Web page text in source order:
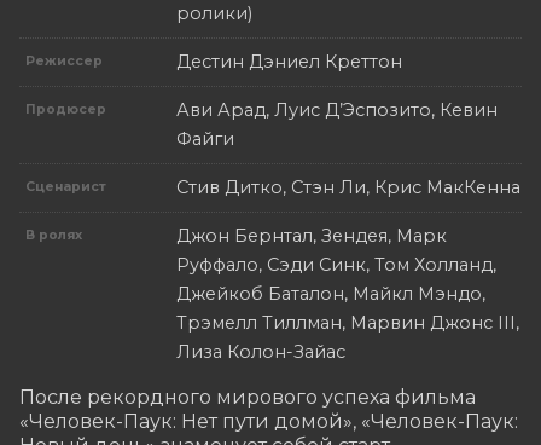
ролики)
Режиссер Дестин Дэниел Креттон
Продюсер
Ави Арад, Луис Д’Эспозито, Кевин
Файги
Сценарист Стив Дитко, Стэн Ли, Крис МакКенна
В ролях
Джон Бернтал, Зендея, Марк
Руффало, Сэди Синк, Том Холланд,
Джейкоб Баталон, Майкл Мэндо,
Трэмелл Тиллман, Марвин Джонс III,
Лиза Колон-Зайас
После рекордного мирового успеха фильма
«Человек-Паук: Нет пути домой», «Человек-Паук: